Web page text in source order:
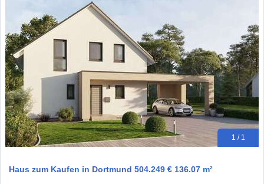
1 / 1
Haus zum Kaufen in Dortmund 504.249 € 136.07 m²